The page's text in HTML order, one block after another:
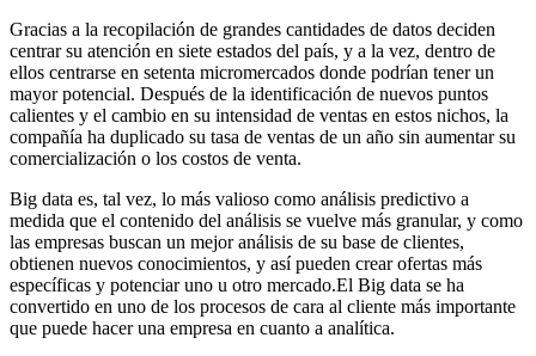
Gracias a la recopilación de grandes cantidades de datos deciden
centrar su atención en siete estados del país, y a la vez, dentro de
ellos centrarse en setenta micromercados donde podrían tener un
mayor potencial. Después de la identificación de nuevos puntos
calientes y el cambio en su intensidad de ventas en estos nichos, la
compañía ha duplicado su tasa de ventas de un año sin aumentar su
comercialización o los costos de venta.
Big data es, tal vez, lo más valioso como análisis predictivo a
medida que el contenido del análisis se vuelve más granular, y como
las empresas buscan un mejor análisis de su base de clientes,
obtienen nuevos conocimientos, y así pueden crear ofertas más
específicas y potenciar uno u otro mercado.El Big data se ha
convertido en uno de los procesos de cara al cliente más importante
que puede hacer una empresa en cuanto a analítica.